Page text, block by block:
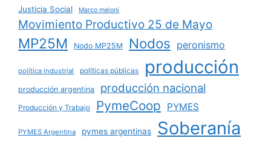
Justicia Social Marco meloni
Movimiento Productivo 25 de Mayo
MP25M Nodo MP25M Nodos peronismo
política industrial políticas públicas producción
producción argentina producción nacional
Producción y Trabajo PymeCoop PYMES
PYMES Argentina pymes argentinas Soberanía